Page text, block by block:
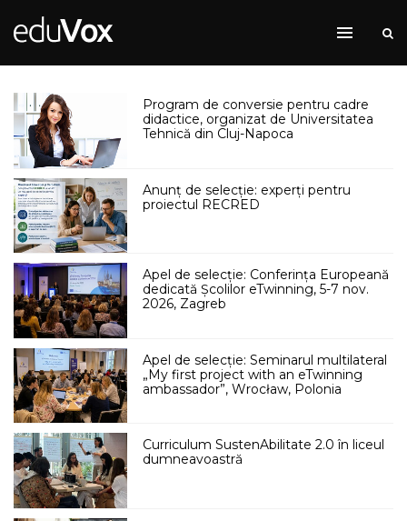
Program de conversie pentru cadre
didactice, organizat de Universitatea
Tehnică din Cluj-Napoca
Anunț de selecție: experți pentru
proiectul RECRED
Apel de selecție: Conferința Europeană
dedicată Școlilor eTwinning, 5-7 nov.
2026, Zagreb
Apel de selecție: Seminarul multilateral
„My first project with an eTwinning
ambassador”, Wrocław, Polonia
Curriculum SustenAbilitate 2.0 în liceul
dumneavoastră